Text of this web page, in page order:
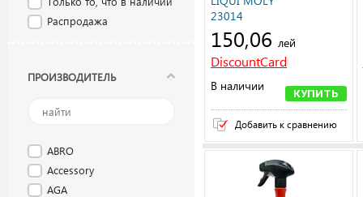
Распродажа
ПРОИЗВОДИТЕЛЬ
ABRO
Accessory
AGA
23014
150,06 лей
DiscountCard
В наличии
КУПИТЬ
Добавить к сравнению